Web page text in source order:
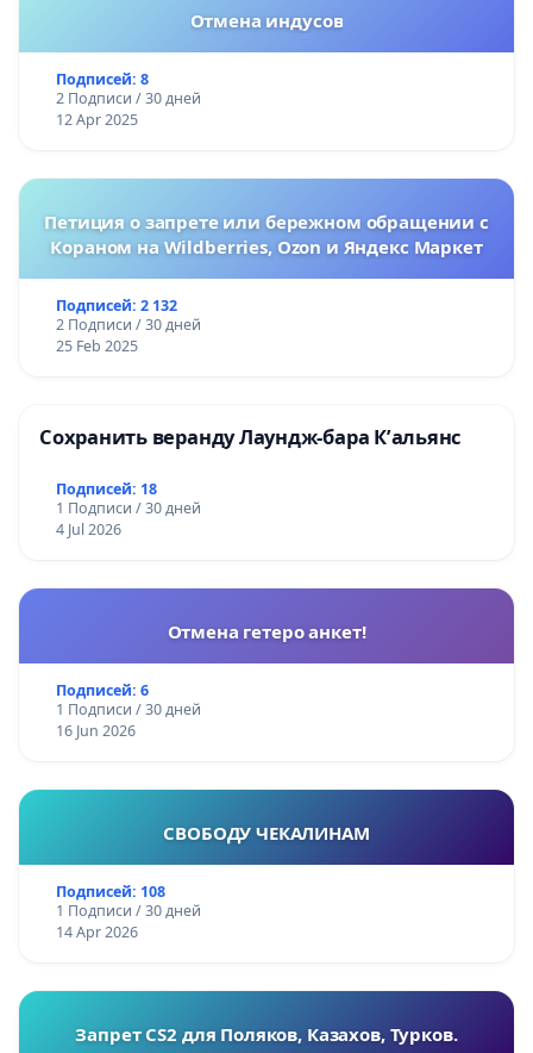
Отмена индусов
Подписей: 8
2 Подписи / 30 дней
12 Apr 2025
Петиция о запрете или бережном обращении с
Кораном на Wildberries, Ozon и Яндекс Маркет
Подписей: 2 132
2 Подписи / 30 дней
25 Feb 2025
Сохранить веранду Лаундж-бара К’альянс
Подписей: 18
1 Подписи / 30 дней
4 Jul 2026
Отмена гетеро анкет!
Подписей: 6
1 Подписи / 30 дней
16 Jun 2026
СВОБОДУ ЧЕКАЛИНАМ
Подписей: 108
1 Подписи / 30 дней
14 Apr 2026
Запрет CS2 для Поляков, Казахов, Турков.